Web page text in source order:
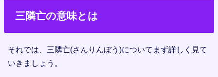
三隣亡の意味とは
それでは、三隣亡(さんりんぼう)についてまず詳しく見て
いきましょう。